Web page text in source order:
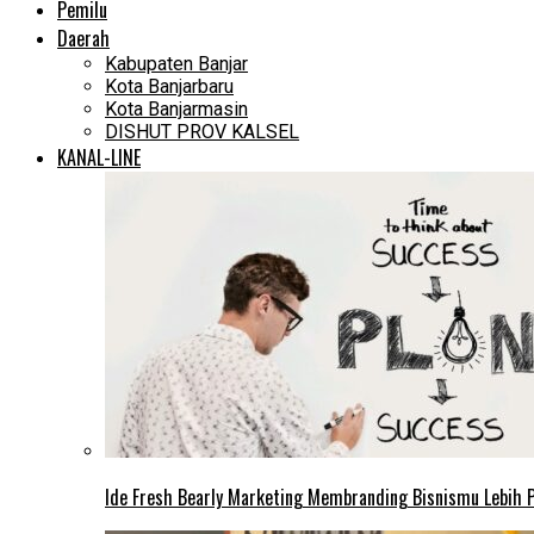
Pemilu
Daerah
Kabupaten Banjar
Kota Banjarbaru
Kota Banjarmasin
DISHUT PROV KALSEL
KANAL-LINE
Ide Fresh Bearly Marketing Membranding Bisnismu Lebih